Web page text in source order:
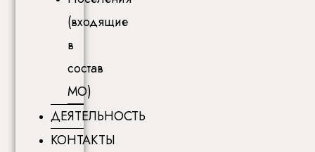
(входящие
в
состав
МО)
ДЕЯТЕЛЬНОСТЬ
КОНТАКТЫ